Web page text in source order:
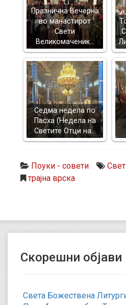
Празнична Вечерна
во манастирот
Свети
Великомаченик…
Седма недела по
Пасха (Недела на
Светите Отци на…
Поуки - совети
трајна врска
Скорешни објави
Света Божествена